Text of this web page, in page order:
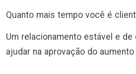
Quanto mais tempo você é
Um relacionamento estável e de
ajudar na aprovação do